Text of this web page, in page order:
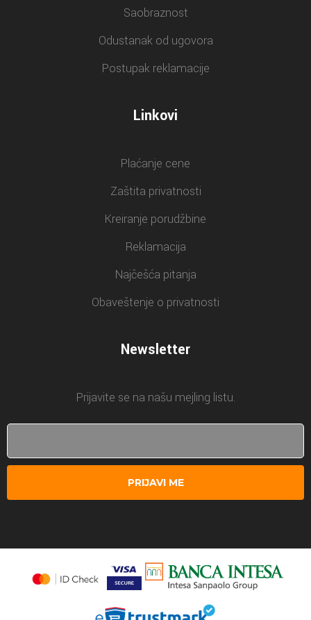
Saobraznost
Odustanak od ugovora
Postupak reklamacije
Linkovi
Plaćanje cene
Zaštita privatnosti
Kreiranje porudžbine
Reklamacija
Najčešća pitanja
Obaveštenje o privatnosti
Newsletter
Prijavite se na našu mejling listu.
PRIJAVI ME